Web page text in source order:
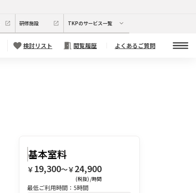
研修施設 TKPのサービス一覧
検討リスト 閲覧履歴 よくあるご質問
基本室料
￥ 19,300〜￥ 24,900
(税抜) /時間
最低ご利用時間： 5時間